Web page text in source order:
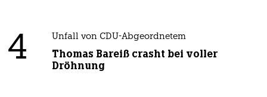
4 Unfall von CDU-Abgeordnetem
Thomas Bareiß crasht bei voller
Dröhnung